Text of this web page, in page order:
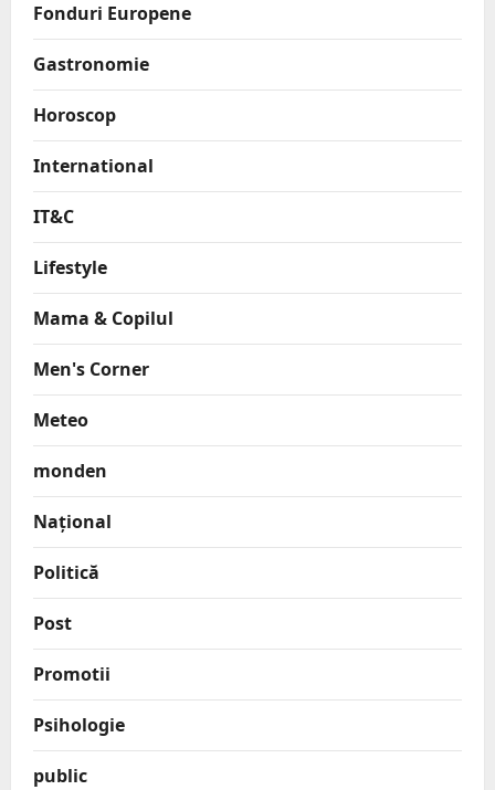
Fonduri Europene
Gastronomie
Horoscop
International
IT&C
Lifestyle
Mama & Copilul
Men's Corner
Meteo
monden
Național
Politică
Post
Promotii
Psihologie
public